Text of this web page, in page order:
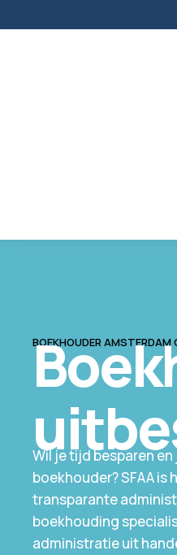
BOEKHOUDER AMSTERDAM
Wil je tijd besparen
boekhouder? SFAA
transparante
boekhouding
administratie uit